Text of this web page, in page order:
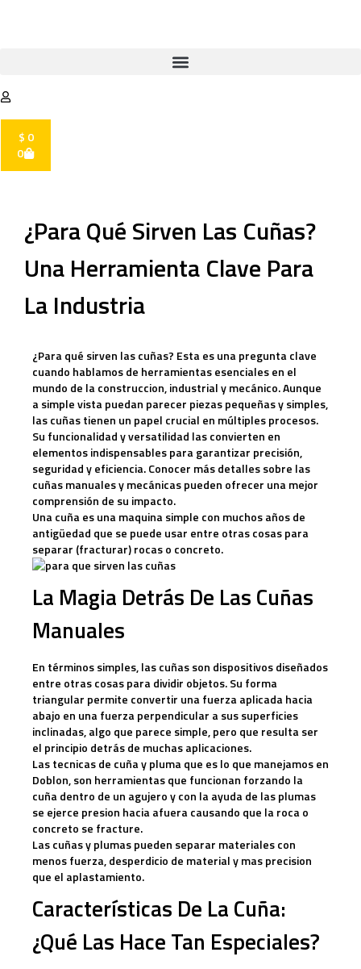
$ 0
0
¿Para Qué Sirven Las Cuñas?
Una Herramienta Clave Para
La Industria
¿Para qué sirven las cuñas? Esta es una pregunta clave
cuando hablamos de herramientas esenciales en el
mundo de la construccion, industrial y mecánico.Aunque
a simple vista puedan parecer piezas pequeñas y simples,
las cuñas tienen un papel crucial en múltiples procesos.
Su funcionalidad y versatilidad las convierten en
elementos indispensables para garantizar precisión,
seguridad y eficiencia. Conocer más detalles sobre las
cuñas manuales y mecánicaspueden ofrecer una mejor
comprensión de su impacto.
Una cuña es una maquina simple con muchos años de
antigüedad que se puede usar entre otras cosas para
separar (fracturar) rocas o concreto.
La Magia Detrás De Las Cuñas
Manuales
En términos simples, las cuñas son dispositivos diseñados
entre otras cosas para dividir objetos. Su forma
triangular permite convertir una fuerza aplicada hacia
abajo en una fuerza perpendicular a sus superficies
inclinadas, algo que parece simple, pero que resulta ser
el principio detrás de muchas aplicaciones.
Las tecnicas de cuña y pluma que es lo que manejamos en
Doblon, son herramientas que funcionan forzando la
cuña dentro de un agujero y con la ayuda de las plumas
se ejerce presion hacia afuera causando que la roca o
concreto se fracture.
Las cuñas y plumas pueden separar materiales con
menos fuerza, desperdicio de material y mas precision
que el aplastamiento.
Características De La Cuña:
¿qué Las Hace Tan Especiales?